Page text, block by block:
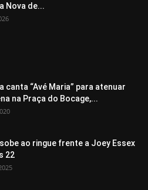
Nova de...
canta “Avé Maria” para atenuar
na Praça do Bocage,...
ao ringue frente a Joey Essex
22